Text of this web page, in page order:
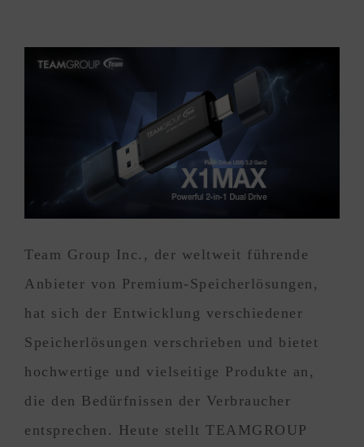
Team Group Inc., der weltweit führende
Anbieter von Premium-Speicherlösungen,
hat sich der Entwicklung verschiedener
Speicherlösungen verschrieben und bietet
hochwertige und vielseitige Produkte an,
die den Bedürfnissen der Verbraucher
entsprechen. Heute stellt TEAMGROUP